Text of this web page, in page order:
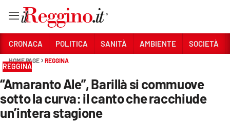
Sezioni
CRONACA
POLITICA
CRONACA POLITICA SANITÀ AMBIENTE SOCIETÀ
HOME PAGE REGGINA
REGGINA
“Amaranto Ale”, Barillà si commuove
sotto la curva: il canto che racchiude
un’intera stagione